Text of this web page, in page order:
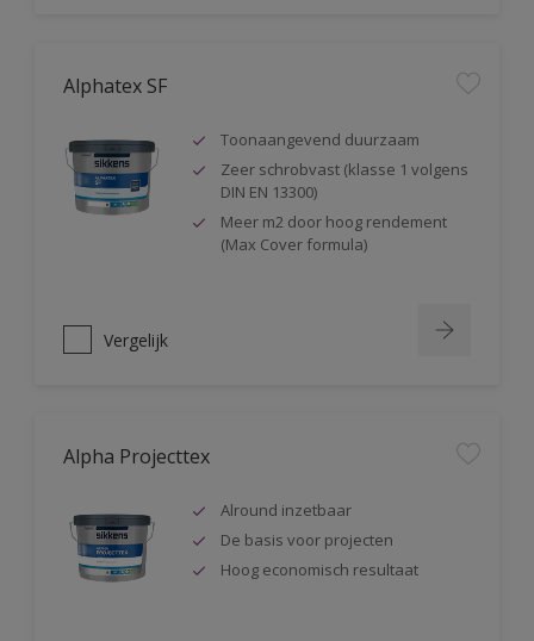
Alphatex SF
Toonaangevend duurzaam
Zeer schrobvast (klasse 1 volgens
DIN EN 13300)
Meer m2 door hoog rendement
(Max Cover formula)
Vergelijk
Alpha Projecttex
Alround inzetbaar
De basis voor projecten
Hoog economisch resultaat